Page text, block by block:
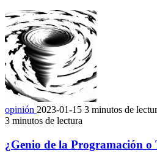
opinión 2023-01-15 3 minutos de
3 minutos de lectura
¿Genio de la Programación o